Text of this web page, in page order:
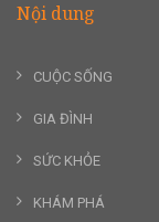
Nội dung
CUỘC SỐNG
GIA ĐÌNH
SỨC KHỎE
KHÁM PHÁ